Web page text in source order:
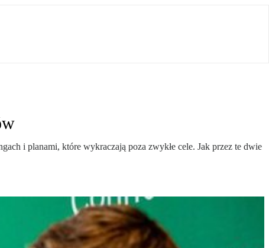
i planami, które wykraczają poza zwykłe cele. Jak przez te dwie